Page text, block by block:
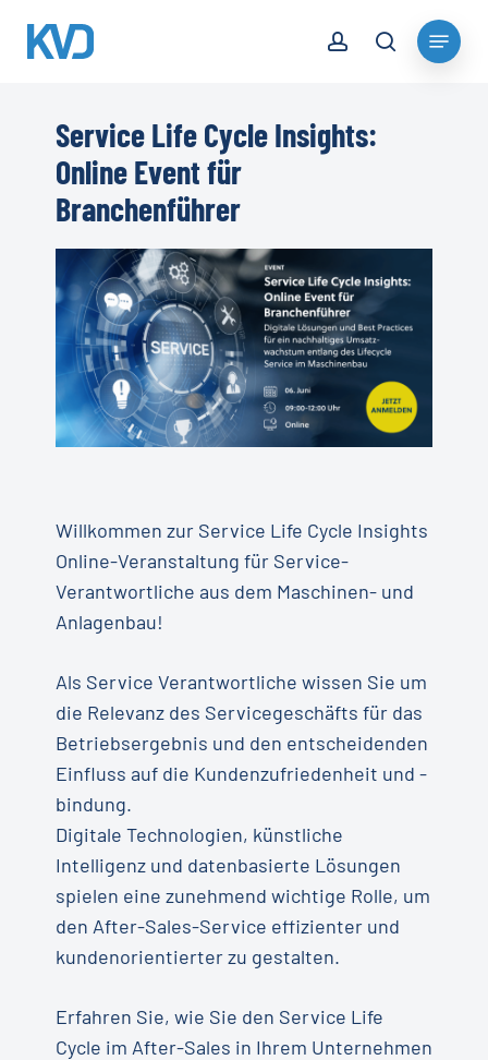
search
Menu
Service Life Cycle Insights:
Online Event für
Branchenführer
Willkommen zur Service Life Cycle Insights
Online-Veranstaltung für Service-
Verantwortliche aus dem Maschinen- und
Anlagenbau!
Als Service Verantwortliche wissen Sie um
die Relevanz des Servicegeschäfts für das
Betriebsergebnis und den entscheidenden
Einfluss auf die Kundenzufriedenheit und -
bindung.
Digitale Technologien, künstliche
Intelligenz und datenbasierte Lösungen
spielen eine zunehmend wichtige Rolle, um
den After-Sales-Service effizienter und
kundenorientierter zu gestalten.
Erfahren Sie, wie Sie den Service Life
Cycle im After-Sales in Ihrem Unternehmen
Close